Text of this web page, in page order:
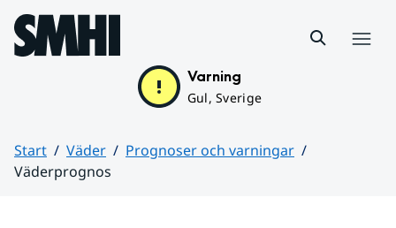
Hoppa till sidans innehåll
Varning
Gul, Sverige
Start Väder
Prognoser och varningar
Väderprognos